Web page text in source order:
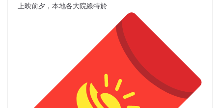
上映前夕，本地各大院線特於